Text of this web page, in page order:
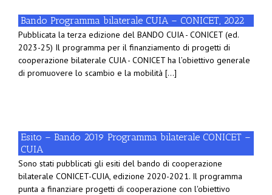
Bando Programma bilaterale CUIA – CONICET, 2022
Pubblicata la terza edizione del BANDO CUIA - CONICET (ed.
2023-25) Il programma per il finanziamento di progetti di
cooperazione bilaterale CUIA - CONICET ha l’obiettivo generale
di promuovere lo scambio e la mobilità [...]
Esito – Bando 2019 Programma bilaterale CONICET –
CUIA
Sono stati pubblicati gli esiti del bando di cooperazione
bilaterale CONICET-CUIA, edizione 2020-2021. Il programma
punta a finanziare progetti di cooperazione con l'obiettivo